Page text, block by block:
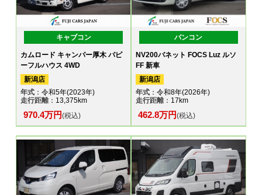
キャブコン
カムロード キャンパー厚木 パピ
ーフルハウス 4WD
新潟店
年式 ：令和5年(2023年)
走行距離：13,375km
970.4万円(税込)
バンコン
NV200バネット FOCS Luz ルソ
FF 新車
新潟店
年式：令和8年(2026年)
走行距離：17km
462.8万円(税込)